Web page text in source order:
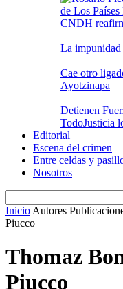
CNDH
La impunidad
Cae otro
Ayotzinapa
Detienen
TodoJusticia
Editorial
Escena del crimen
Entre celdas y
Nosotros
Inicio Autores
Piucco
Thomaz
Piucco